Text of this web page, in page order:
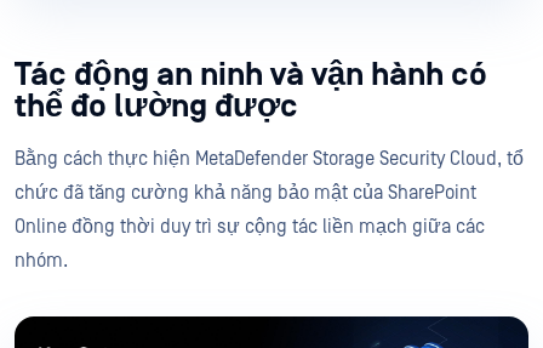
Tác động an ninh và vận hành có
thể đo lường được
Bằng cách thực hiện MetaDefender Storage Security Cloud, tổ
chức đã tăng cường khả năng bảo mật của SharePoint
Online đồng thời duy trì sự cộng tác liền mạch giữa các
nhóm.